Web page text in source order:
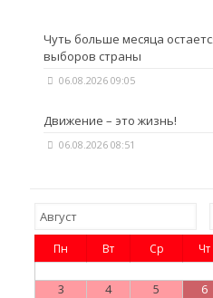
Чуть больше месяца
выборов страны
06.08.2026 09:05
Движение – это жизнь!
06.08.2026 08:51
Пн Вт Ср Чт
3
4 5 6